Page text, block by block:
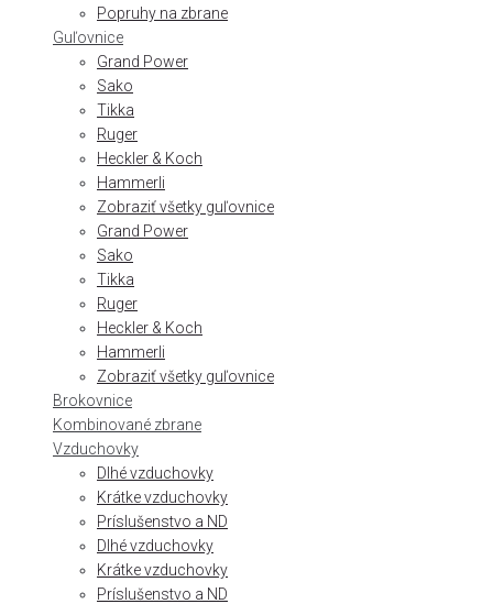
Popruhy na zbrane
Guľovnice
Grand Power
Sako
Tikka
Ruger
Heckler & Koch
Hammerli
Zobraziť všetky guľovnice
Grand Power
Sako
Tikka
Ruger
Heckler & Koch
Hammerli
Zobraziť všetky guľovnice
Brokovnice
Kombinované zbrane
Vzduchovky
Dlhé vzduchovky
Krátke vzduchovky
Príslušenstvo a ND
Dlhé vzduchovky
Krátke vzduchovky
Príslušenstvo a ND